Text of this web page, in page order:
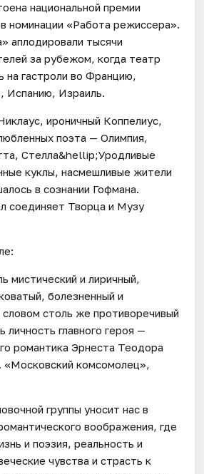
национальной премии
номинации «Работа режиссера».
аплодировали тысячи
за рубежом, когда театр
на гастроли во Францию,
Испанию, Израиль.
ироничный Коппелиус,
поэта — Олимпия,
Стелла&hellip;Уродливые
куклы, насмешливые жители
в сознании Гофмана.
соединяет Творца и Музу
мистический и лиричный,
болезненный и
словом столь же противоречивый
личность главного героя —
романтика Эрнеста Теодора
комсомолец»,
группы уносит нас в
воображения, где
и поэзия, реальность и
чувства и страсть к